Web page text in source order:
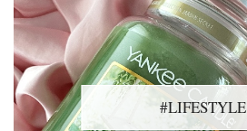
#LIFESTYLE